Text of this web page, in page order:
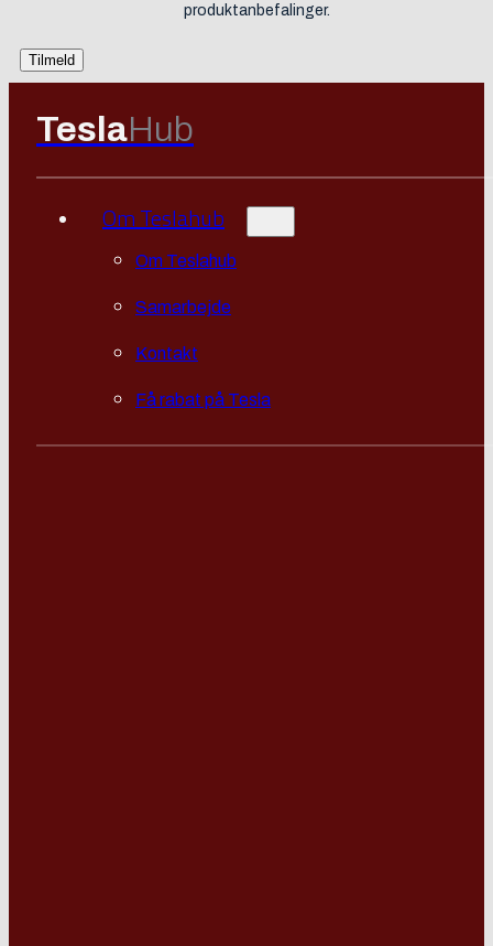
produktanbefalinger.
TeslaHub
Om Teslahub
Om Teslahub
Samarbejde
Kontakt
Få rabat på Tesla